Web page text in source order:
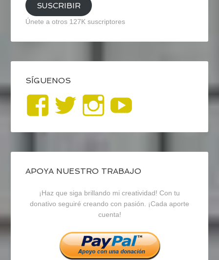
SUSCRIBIR
Únete a otros 127K suscriptores
SÍGUENOS
Ver
perfil
de
blogrecursosep
en
Facebook
Ver
perfil
de
recursosep
en
Twitter
Ver
perfil
de
recursosep
en
Instagram
APOYA NUESTRO TRABAJO
¡Haz que siga brillando mi creatividad! Con tu
donativo seguiré creando con pasión. ¡Cada aporte
cuenta!